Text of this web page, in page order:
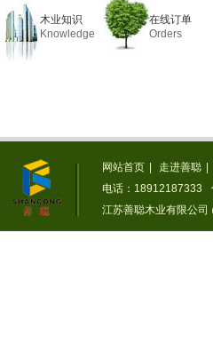
木业知识
Knowledge
在线订单
Orders
网站首页 走进善聪
电话：18912187333
江苏善聪木业有限公司